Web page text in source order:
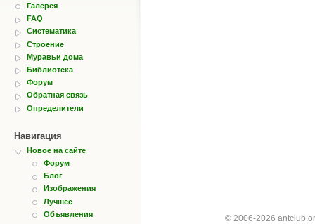
Галерея
FAQ
Систематика
Строение
Муравьи дома
Библиотека
Форум
Обратная связь
Определители
Навигация
Новое на сайте
Форум
Блог
Изображения
Лучшее
Объявления
© 2006-2026